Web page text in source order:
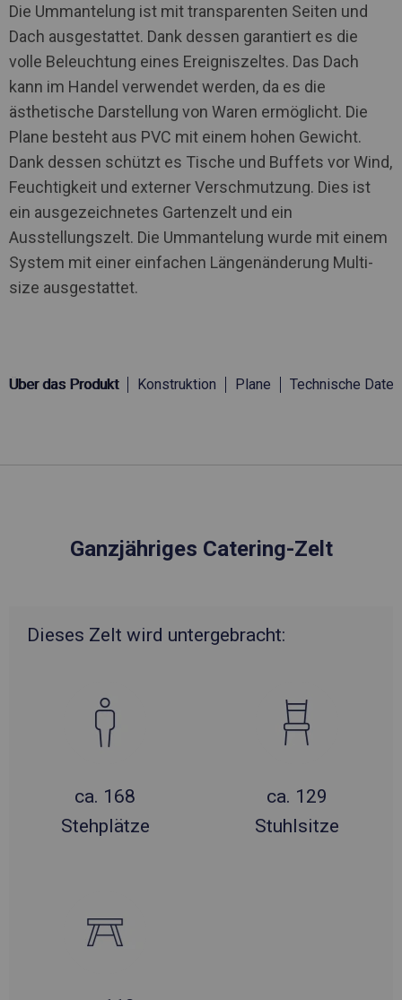
Die Ummantelung ist mit transparenten Seiten und
Dach ausgestattet. Dank dessen garantiert es die
volle Beleuchtung eines Ereigniszeltes. Das Dach
kann im Handel verwendet werden, da es die
ästhetische Darstellung von Waren ermöglicht. Die
Plane besteht aus PVC mit einem hohen Gewicht.
Dank dessen schützt es Tische und Buffets vor Wind,
Feuchtigkeit und externer Verschmutzung. Dies ist
ein ausgezeichnetes Gartenzelt und ein
Ausstellungszelt. Die Ummantelung wurde mit einem
System mit einer einfachen Längenänderung Multi-
size ausgestattet.
Über das Produkt Konstruktion Plane Technische Daten
Ganzjähriges Catering-Zelt
Dieses Zelt wird untergebracht:
ca. 168
Stehplätze
ca. 129
Stuhlsitze